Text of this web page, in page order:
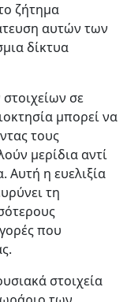
ζήτημα
αυτών των
δίκτυα
σε
μπορεί να
τους
μερίδια αντί
Αυτή η ευελιξία
τη
που
στοιχεία